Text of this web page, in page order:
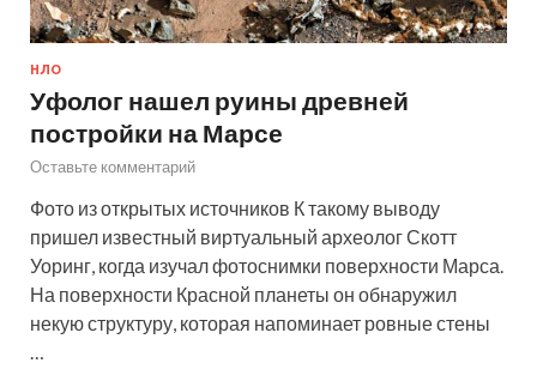
НЛО
Уфолог нашел руины древней
постройки на Марсе
Оставьте комментарий
Фото из открытых источников К такому выводу
пришел известный виртуальный археолог Скотт
Уоринг, когда изучал фотоснимки поверхности Марса.
На поверхности Красной планеты он обнаружил
некую структуру, которая напоминает ровные стены
…